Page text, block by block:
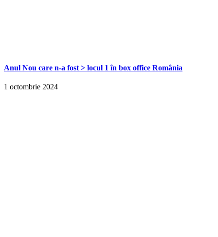
Anul Nou care n-a fost > locul 1 în box office România
1 octombrie 2024